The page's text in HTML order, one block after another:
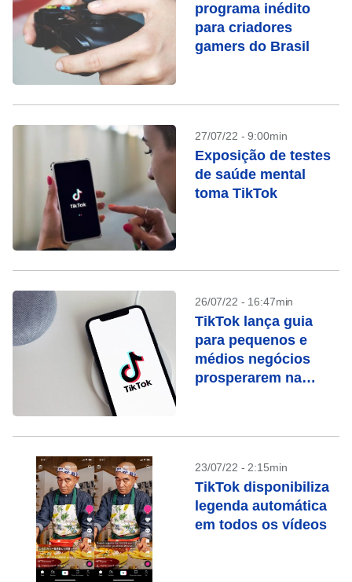
programa inédito
para criadores
gamers do Brasil
27/07/22 - 9:00min
Exposição de testes
de saúde mental
toma TikTok
26/07/22 - 16:47min
TikTok lança guia
para pequenos e
médios negócios
prosperarem na
23/07/22 - 2:15min
TikTok disponibiliza
legenda automática
em todos os vídeos